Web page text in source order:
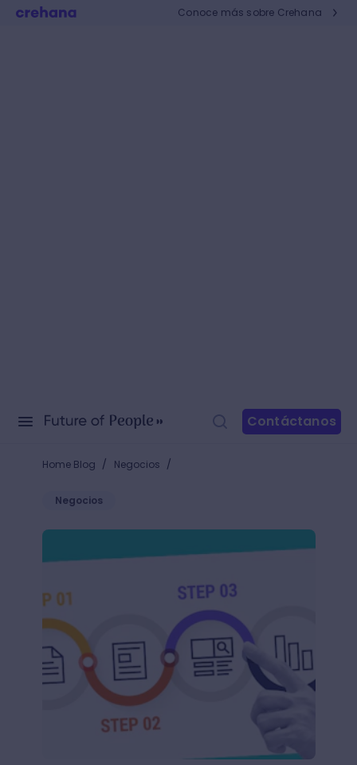
Conoce más sobre Crehana
Contáctanos
Home Blog / Negocios /
Negocios
Aprende cómo hacer una infografía en PowerPoint